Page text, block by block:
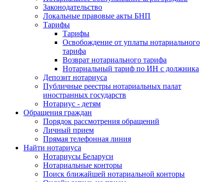
Законодательство
Локальные правовые акты БНП
Тарифы
Тарифы
Освобождение от уплаты нотариального
тарифа
Возврат нотариального тарифа
Нотариальный тариф по ИН с должника
Депозит нотариуса
Публичные реестры нотариальных палат
иностранных государств
Нотариус - детям
Обращения граждан
Порядок рассмотрения обращений
Личный прием
Прямая телефонная линия
Найти нотариуса
Нотариусы Беларуси
Нотариальные конторы
Поиск ближайшей нотариальной конторы